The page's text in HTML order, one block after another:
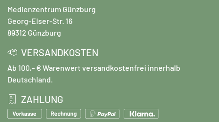
Medienzentrum Günzburg
Georg-Elser-Str. 16
89312 Günzburg
VERSANDKOSTEN
Ab 100,- € Warenwert versandkostenfrei innerhalb
Deutschland.
ZAHLUNG